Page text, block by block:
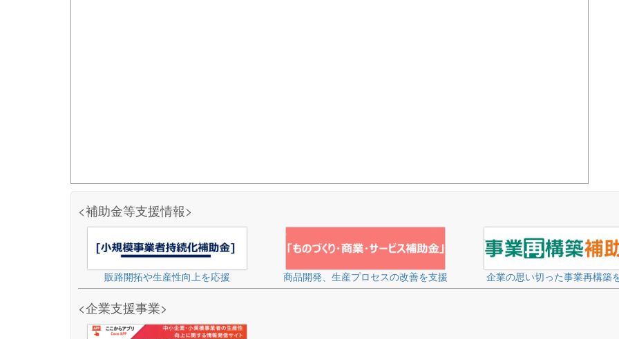
<補助金等支援情報>
販路開拓や生産性向上を応援 商品開発、生産プロセスの改善を支援 企業の思い切った事業再構築
<企業支援事業>